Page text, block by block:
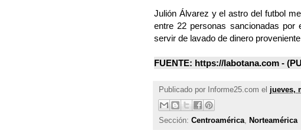
Julión Álvarez y el astro del futbol
entre 22 personas sancionadas por
servir de lavado de dinero
FUENTE: https://labotana.com - (
Publicado por Informe25.com el jueves,
Sección: Centroamérica, Norteamérica